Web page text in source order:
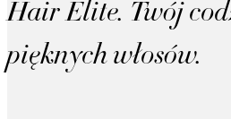
Hair Elite. Twój
pięknych włosów.